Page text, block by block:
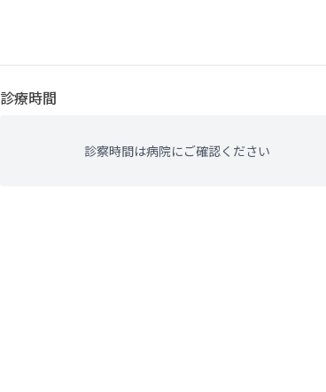
診療時間
診察時間は病院にご確認ください